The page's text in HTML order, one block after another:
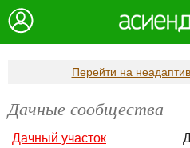
Перейти на
Дачные сообщества
Дачный участок